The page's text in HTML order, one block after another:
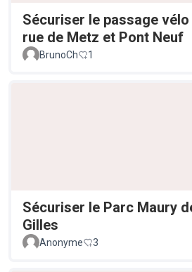
Sécuriser le passage
rue de Metz et Pont Neuf
BrunoCh 1
Sécuriser le Parc Maury
Gilles
Anonyme 3